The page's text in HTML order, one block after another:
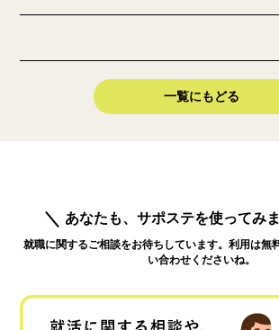
一覧にもどる
あなたも、サポステを使ってみ
就職に関するご相談をお待ちしています。利用は無
い合わせくださいね。